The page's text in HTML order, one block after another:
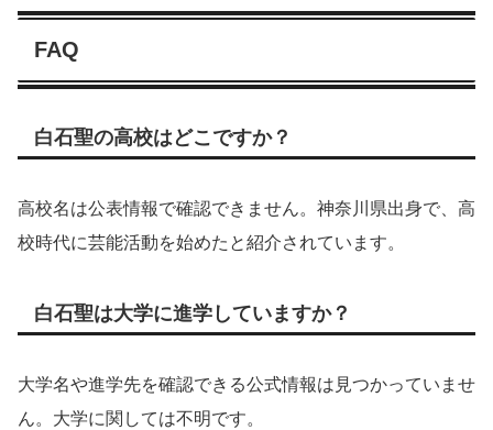
FAQ
白石聖の高校はどこですか？
高校名は公表情報で確認できません。神奈川県出身で、高
校時代に芸能活動を始めたと紹介されています。
白石聖は大学に進学していますか？
大学名や進学先を確認できる公式情報は見つかっていませ
ん。大学に関しては不明です。